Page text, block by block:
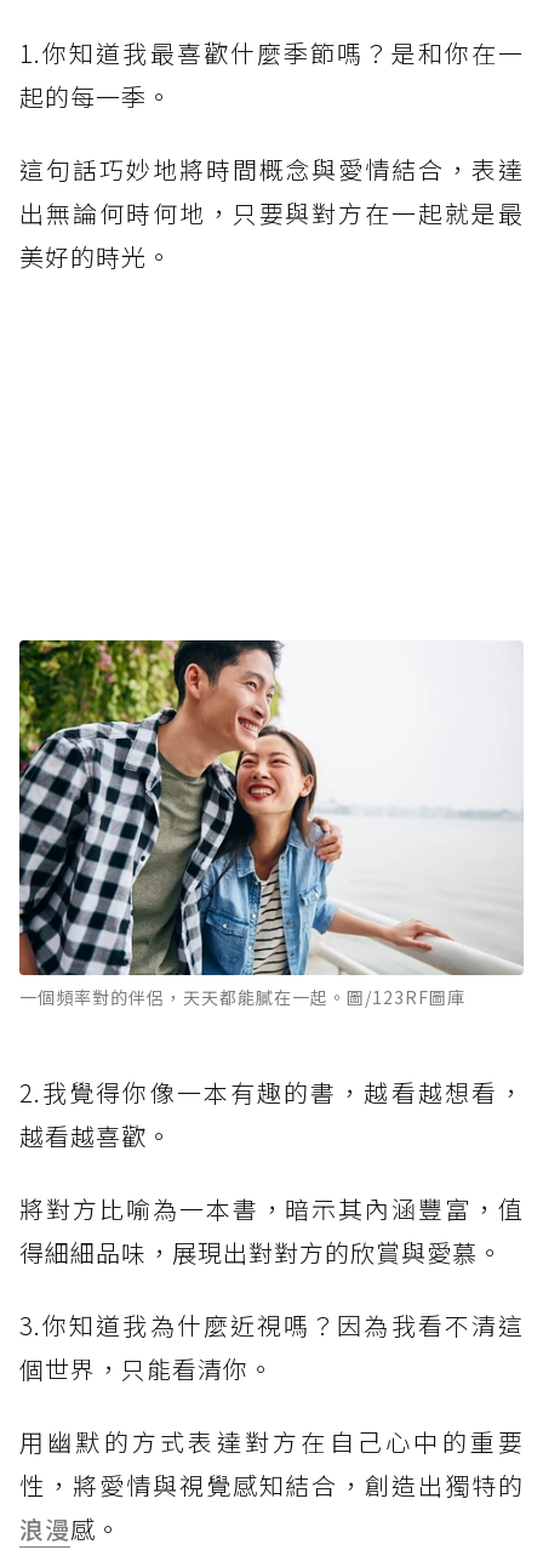
1.你知道我最喜歡什麼季節嗎？是和你在一
起的每一季。
這句話巧妙地將時間概念與愛情結合，表達
出無論何時何地，只要與對方在一起就是最
美好的時光。
一個頻率對的伴侶，天天都能膩在一起。圖/123RF圖庫
2.我覺得你像一本有趣的書，越看越想看，
越看越喜歡。
將對方比喻為一本書，暗示其內涵豐富，值
得細細品味，展現出對對方的欣賞與愛慕。
3.你知道我為什麼近視嗎？因為我看不清這
個世界，只能看清你。
用幽默的方式表達對方在自己心中的重要
性，將愛情與視覺感知結合，創造出獨特的
浪漫感。